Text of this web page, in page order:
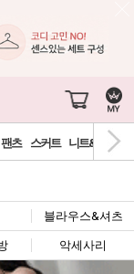
팬츠 스커트 니트&가디건
블라우스&셔츠
악세사리